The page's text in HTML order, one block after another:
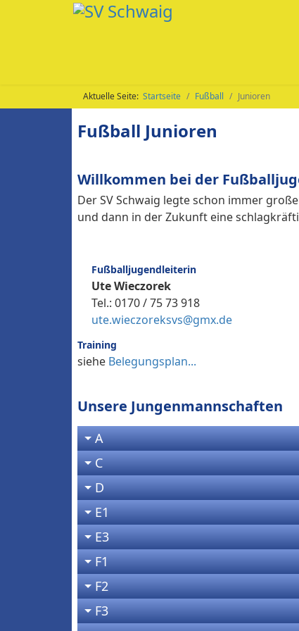
Aktuelle Seite: Startseite Fußball Junioren
Fußball Junioren
Willkommen bei der
Der SV Schwaig legte schon immer
und dann in der Zukunft eine
Fußballjugendleiterin
Ute Wieczorek
Tel.: 0170 / 75 73 918
ute.wieczoreksvs@gmx.de
Training
siehe Belegungsplan...
Unsere Jungenmannschaften
A
C
D
E1
E3
F1
F2
F3